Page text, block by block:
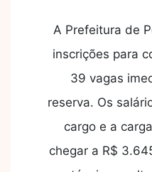
A Prefeitura de
inscrições para
39 vagas
reserva. Os
cargo e a
chegar a R$